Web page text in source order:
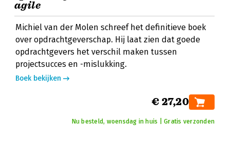
agile
Michiel van der Molen schreef het definitieve boek
over opdrachtgeverschap. Hij laat zien dat goede
opdrachtgevers het verschil maken tussen
projectsucces en -mislukking.
Boek bekijken
€ 27,20
Nu besteld, woensdag in huis | Gratis verzonden